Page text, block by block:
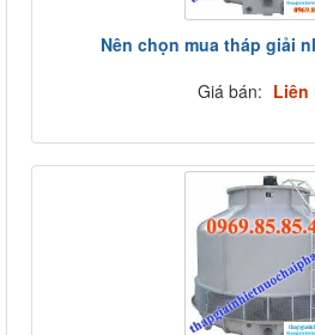
Nên chọn mua tháp giải
Giá bán: Liên